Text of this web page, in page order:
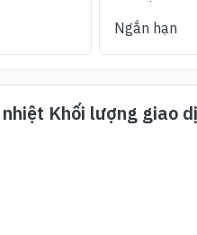
Ngắn hạn
Khối lượng giao